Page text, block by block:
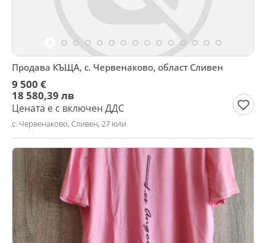
Продава КЪЩА, с. Червенаково, област Сливен
9 500 €
18 580,39 лв
Цената е с включен ДДС
с. Червенаково, Сливен, 27 юли